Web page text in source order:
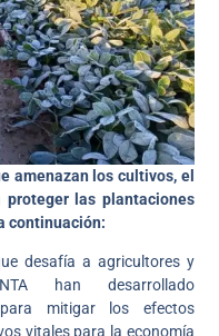
amenazan los cultivos, el
proteger las plantaciones
continuación:
desafía a agricultores y
han desarrollado
para mitigar los efectos
vitales para la economía